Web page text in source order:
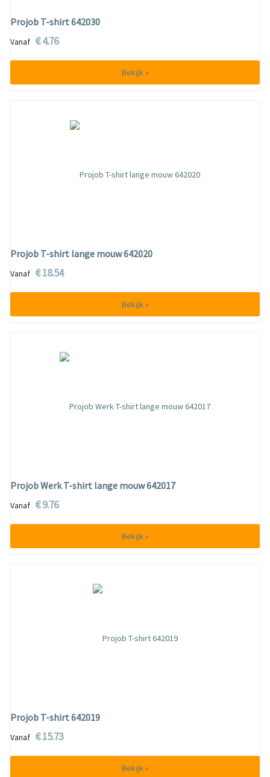
Projob T-shirt 642030
Vanaf € 4.76
Bekijk »
Projob T-shirt lange mouw 642020
Vanaf € 18.54
Bekijk »
Projob Werk T-shirt lange mouw 642017
Vanaf € 9.76
Bekijk »
Projob T-shirt 642019
Vanaf € 15.73
Bekijk »